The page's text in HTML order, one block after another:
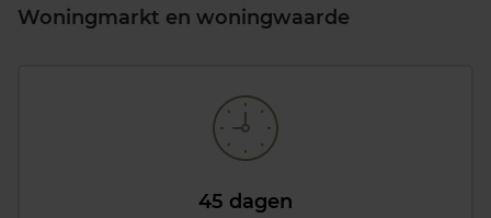
Woningmarkt en woningwaarde
45 dagen